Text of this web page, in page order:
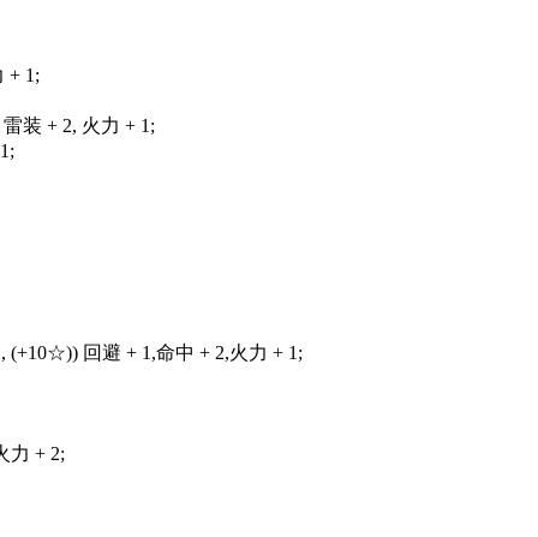
+ 1;
装 + 2, 火力 + 1;
回避 + 1,命中 + 2,火力 + 1;
力 + 2;